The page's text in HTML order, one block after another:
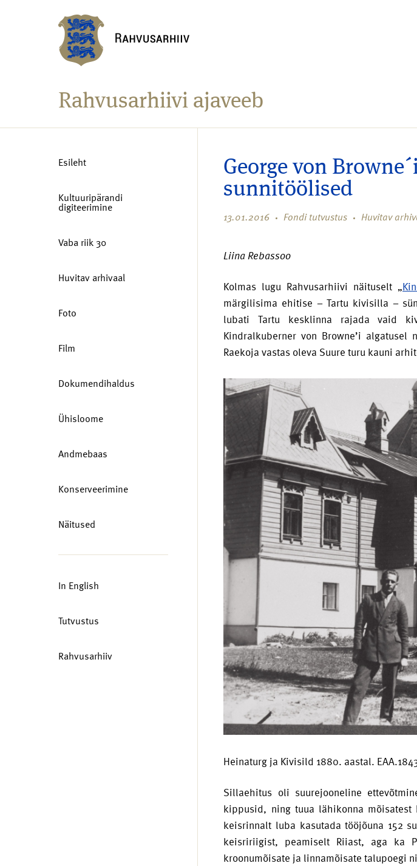
Rahvusarhiivi ajaveeb
Esileht
Kultuuripärandi
digiteerimine
Vaba riik 30
Huvitav arhivaal
Foto
Film
Dokumendihaldus
Ühisloome
Andmebaas
Konserveerimine
Näitused
In English
Tutvustus
Rahvusarhiiv
George von
sunnitöölised
13.01.2016 Fondi tutvustus Huvitav
Liina Rebassoo
Kolmas lugu Rahvusarhiivi näituselt „
märgilisima ehitise – Tartu kivisilla –
lubati Tartu kesklinna rajada vaid
Kindralkuberner von Browne’i
Raekoja vastas oleva Suure turu kauni
Heinaturg ja Kivisild 1880. aastal.
Sillaehitus oli suurejooneline
kippusid, ning tuua lähikonna
keisrinnalt luba kasutada tööjõuna 152
keisririigist, peamiselt Riiast, aga ka
kroonumõisate ja linnamõisate talupoegi